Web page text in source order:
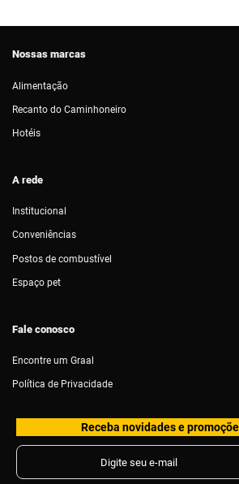
A rede
Institucional
Conveniências
Postos de combustível
Espaço pet
Nossas marcas
Alimentação
Recanto do Caminhoneiro
Hotéis
Fale conosco
Encontre um Graal
Política de Privacidade
Receba novidades e